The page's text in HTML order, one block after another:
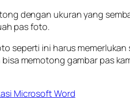
dengan ukuran yang
pas foto.
seperti ini harus
bisa memotong gambar pas
Microsoft Word